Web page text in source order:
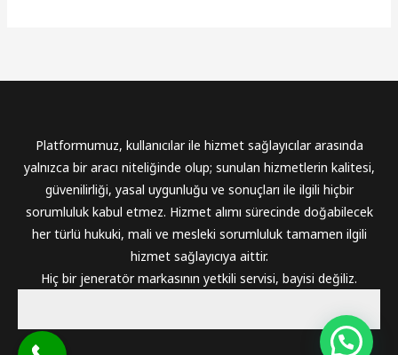
Platformumuz, kullanıcılar ile hizmet sağlayıcılar arasında
yalnızca bir aracı niteliğinde olup; sunulan hizmetlerin kalitesi,
güvenilirliği, yasal uygunluğu ve sonuçları ile ilgili hiçbir
sorumluluk kabul etmez. Hizmet alımı sürecinde doğabilecek
her türlü hukuki, mali ve mesleki sorumluluk tamamen ilgili
hizmet sağlayıcıya aittir.
Hiç bir jeneratör markasının yetkili servisi, bayisi değiliz.